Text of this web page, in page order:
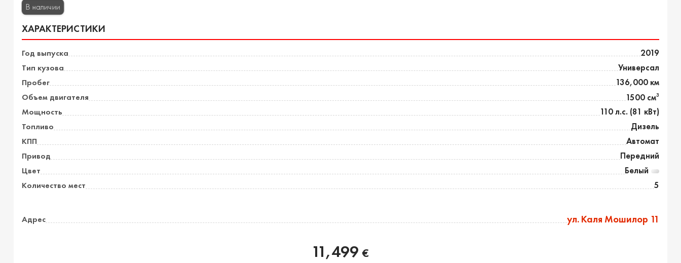
В наличии
ХАРАКТЕРИСТИКИ
Год выпуска
2019
Тип кузова
Универсал
Пробег
136,000 км
Объем двигателя
1500 см3
Мощность
110 л.с. (81 кВт)
Топливо
Дизель
КПП
Автомат
Привод
Передний
Цвет
Белый
Количество мест
5
Адрес ул. Каля Мошилор 11
11,499 €